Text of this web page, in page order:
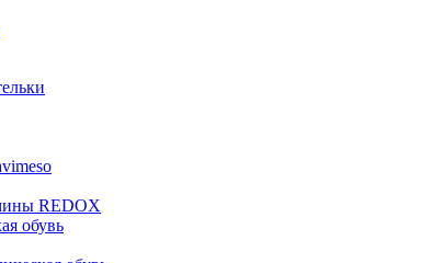
REDOX
обувь